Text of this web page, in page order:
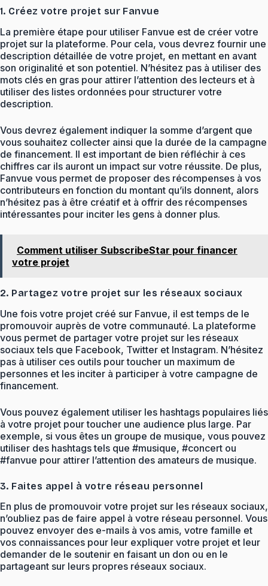
1. Créez votre projet sur Fanvue
La première étape pour utiliser Fanvue est de créer votre
projet sur la plateforme. Pour cela, vous devrez fournir une
description détaillée de votre projet, en mettant en avant
son originalité et son potentiel. N’hésitez pas à utiliser des
mots clés en gras pour attirer l’attention des lecteurs et à
utiliser des listes ordonnées pour structurer votre
description.
Vous devrez également indiquer la somme d’argent que
vous souhaitez collecter ainsi que la durée de la campagne
de financement. Il est important de bien réfléchir à ces
chiffres car ils auront un impact sur votre réussite. De plus,
Fanvue vous permet de proposer des récompenses à vos
contributeurs en fonction du montant qu’ils donnent, alors
n’hésitez pas à être créatif et à offrir des récompenses
intéressantes pour inciter les gens à donner plus.
Comment utiliser SubscribeStar pour financer
votre projet
2. Partagez votre projet sur les réseaux sociaux
Une fois votre projet créé sur Fanvue, il est temps de le
promouvoir auprès de votre communauté. La plateforme
vous permet de partager votre projet sur les réseaux
sociaux tels que Facebook, Twitter et Instagram. N’hésitez
pas à utiliser ces outils pour toucher un maximum de
personnes et les inciter à participer à votre campagne de
financement.
Vous pouvez également utiliser les hashtags populaires liés
à votre projet pour toucher une audience plus large. Par
exemple, si vous êtes un groupe de musique, vous pouvez
utiliser des hashtags tels que #musique, #concert ou
#fanvue pour attirer l’attention des amateurs de musique.
3. Faites appel à votre réseau personnel
En plus de promouvoir votre projet sur les réseaux sociaux,
n’oubliez pas de faire appel à votre réseau personnel. Vous
pouvez envoyer des e-mails à vos amis, votre famille et
vos connaissances pour leur expliquer votre projet et leur
demander de le soutenir en faisant un don ou en le
partageant sur leurs propres réseaux sociaux.